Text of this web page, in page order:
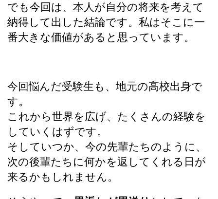
でも今回は、本人が自分の将来を考えて
納得して出した結論です。私はそこに一
番大きな価値があると思っています。
今回悩んだ受験生も、地元の高校出身で
す。
これから世界を広げ、たくさんの経験を
していくはずです。
そしていつか、今の先輩たちのように、
次の後輩たちに何かを返してくれる日が
来るかもしれません。